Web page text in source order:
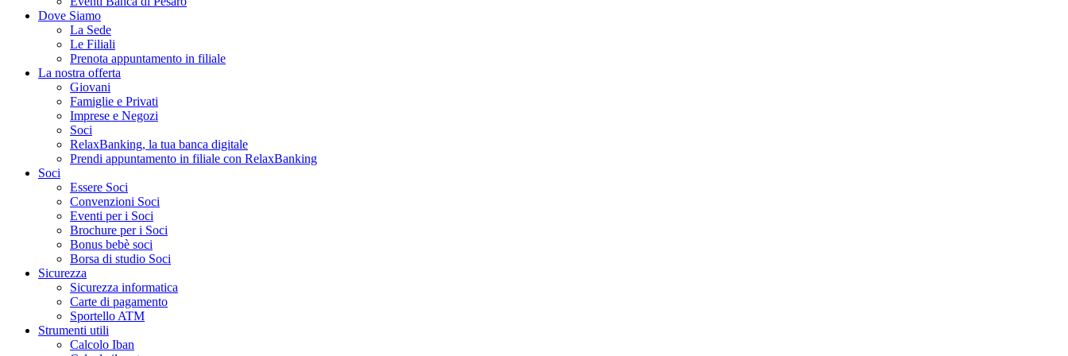
Dove Siamo
La Sede
Le Filiali
Prenota appuntamento in filiale
La nostra offerta
Giovani
Famiglie e Privati
Imprese e Negozi
Soci
RelaxBanking, la tua banca digitale
Prendi appuntamento in filiale con RelaxBanking
Soci
Essere Soci
Convenzioni Soci
Eventi per i Soci
Brochure per i Soci
Bonus bebè soci
Borsa di studio Soci
Sicurezza
Sicurezza informatica
Carte di pagamento
Sportello ATM
Strumenti utili
Calcolo Iban